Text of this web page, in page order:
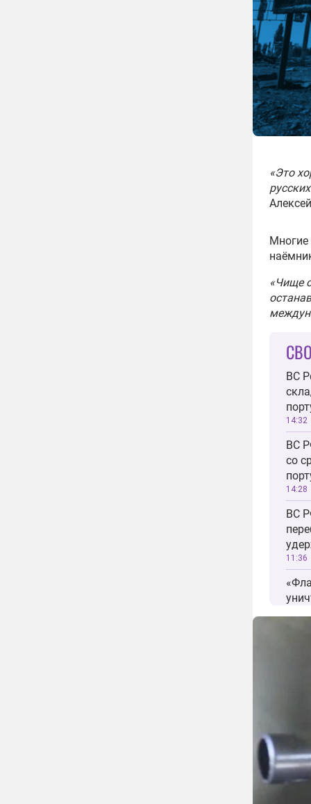
«Это
Многие
«Чище
ВС
14:32
ВС
со
14:28
ВС
11:36
ВС
09:45
ВС